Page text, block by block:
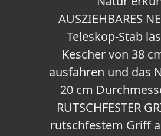
AUSZIEHBARES
Teleskop-Stab
Kescher von 38
ausfahren und das
20 cm
RUTSCHFESTER
rutschfestem Griff